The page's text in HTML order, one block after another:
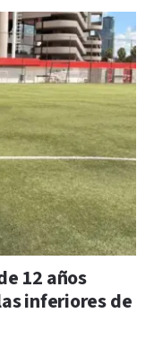
12 años
inferiores de